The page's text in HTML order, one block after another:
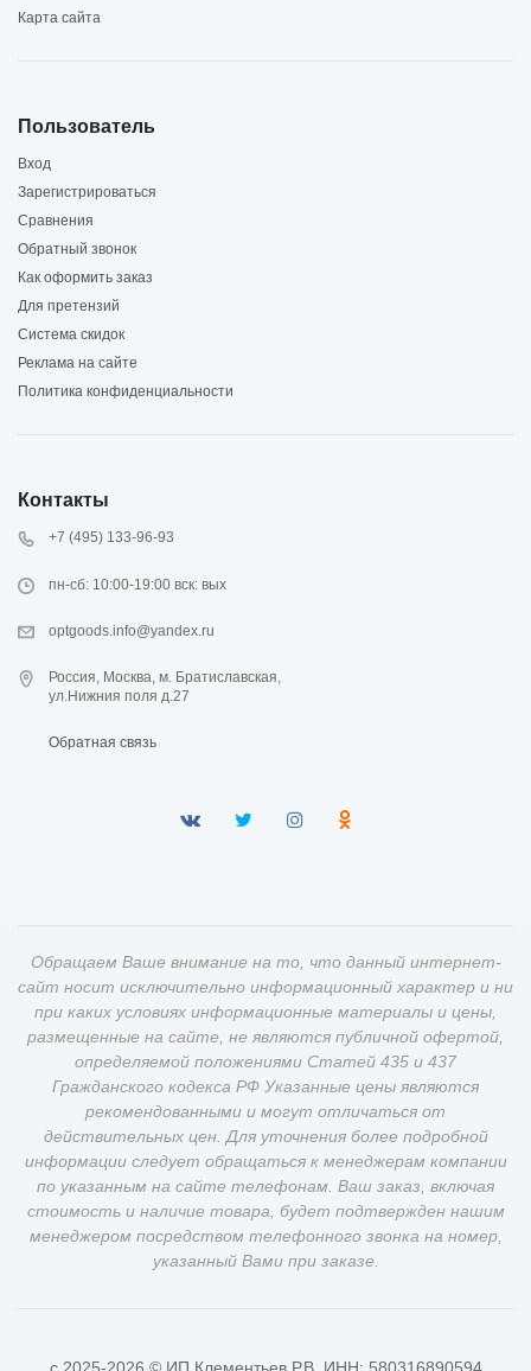
Карта сайта
Пользователь
Вход
Зарегистрироваться
Сравнения
Обратный звонок
Как оформить заказ
Для претензий
Система скидок
Реклама на сайте
Политика конфиденциальности
Контакты
+7 (495) 133-96-93
пн-сб: 10:00-19:00 вск: вых
optgoods.info@yandex.ru
Россия, Москва, м. Братиславская,
ул.Нижния поля д.27
Обратная связь
Обращаем Ваше внимание на то, что данный интернет-
сайт носит исключительно информационный характер и ни
при каких условиях информационные материалы и цены,
размещенные на сайте, не являются публичной офертой,
определяемой положениями Статей 435 и 437
Гражданского кодекса РФ Указанные цены являются
рекомендованными и могут отличаться от
действительных цен. Для уточнения более подробной
информации следует обращаться к менеджерам компании
по указанным на сайте телефонам. Ваш заказ, включая
стоимость и наличие товара, будет подтвержден нашим
менеджером посредством телефонного звонка на номер,
указанный Вами при заказе.
c 2025-2026 © ИП Клементьев Р.В. ИНН: 580316890594